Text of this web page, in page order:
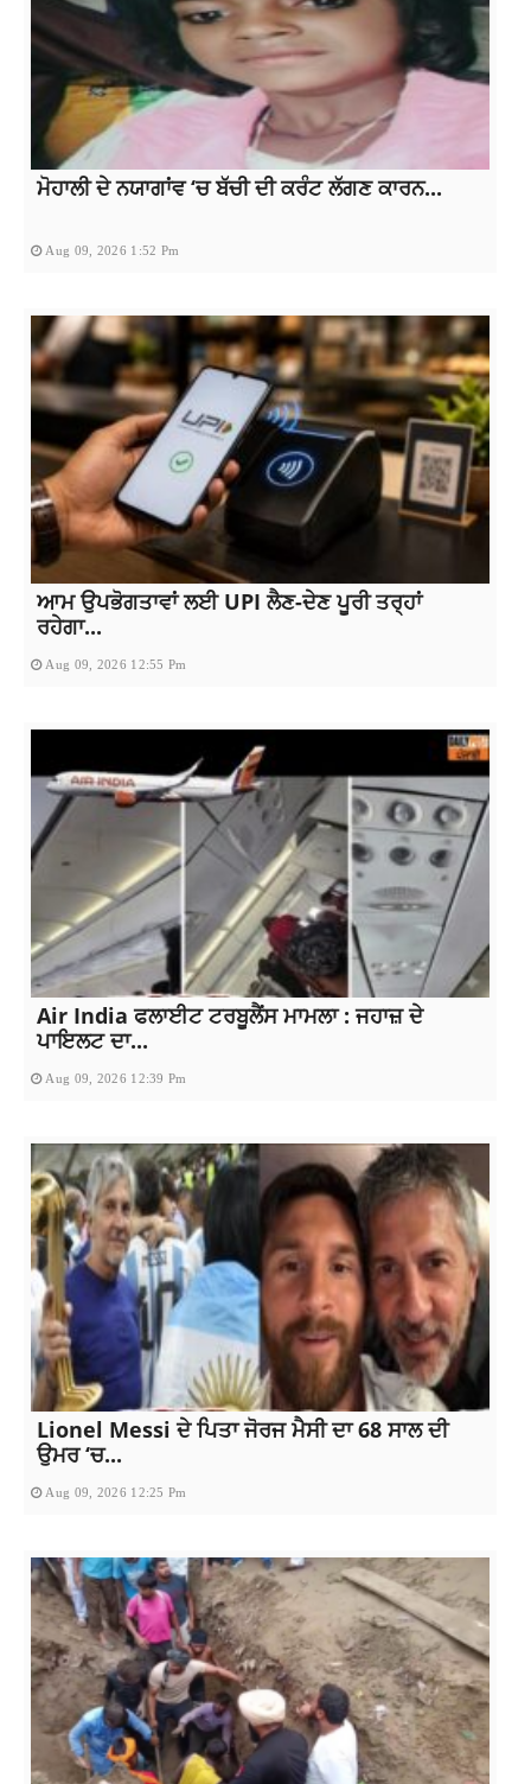
ਮੋਹਾਲੀ ਦੇ ਨਯਾਗਾਂਵ ‘ਚ ਬੱਚੀ ਦੀ ਕਰੰਟ ਲੱਗਣ ਕਾਰਨ...
Aug 09, 2026 1:52 Pm
ਆਮ ਉਪਭੋਗਤਾਵਾਂ ਲਈ UPI ਲੈਣ-ਦੇਣ ਪੂਰੀ ਤਰ੍ਹਾਂ
ਰਹੇਗਾ...
Aug 09, 2026 12:55 Pm
Air India ਫਲਾਈਟ ਟਰਬੂਲੈਂਸ ਮਾਮਲਾ : ਜਹਾਜ਼ ਦੇ
ਪਾਇਲਟ ਦਾ...
Aug 09, 2026 12:39 Pm
Lionel Messi ਦੇ ਪਿਤਾ ਜੋਰਜ ਮੈਸੀ ਦਾ 68 ਸਾਲ ਦੀ
ਉਮਰ ‘ਚ...
Aug 09, 2026 12:25 Pm